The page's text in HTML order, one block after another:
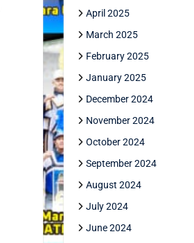
April 2025
March 2025
February 2025
January 2025
December 2024
November 2024
October 2024
September 2024
August 2024
July 2024
June 2024